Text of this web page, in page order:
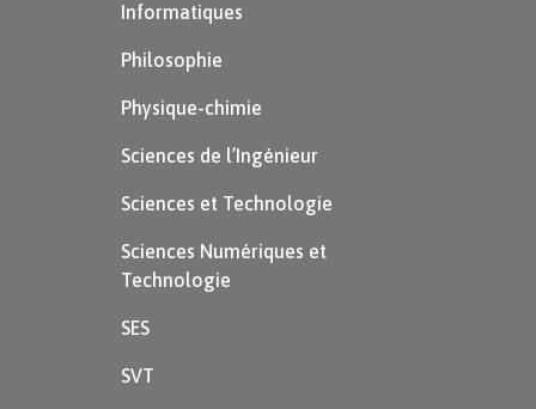
Informatiques
Philosophie
Physique-chimie
Sciences de l’Ingénieur
Sciences et Technologie
Sciences Numériques et
Technologie
SES
SVT